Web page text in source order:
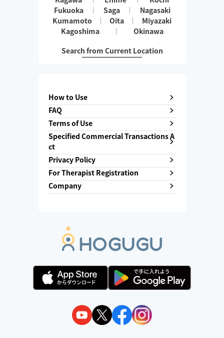
Fukuoka
Saga
Nagasaki
Kumamoto
Oita
Miyazaki
Kagoshima
Okinawa
Search from Current Location
How to Use
FAQ
Terms of Use
Specified Commercial Transactions A
ct
Privacy Policy
For Therapist Registration
Company